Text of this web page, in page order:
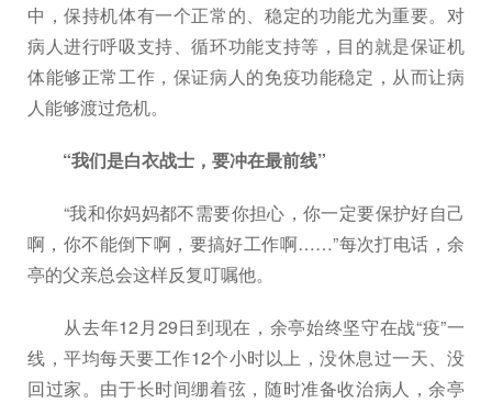
中，保持机体有一个正常的、稳定的功能尤为重要。对
病人进行呼吸支持、循环功能支持等，目的就是保证机
体能够正常工作，保证病人的免疫功能稳定，从而让病
人能够渡过危机。
“我们是白衣战士，要冲在最前线”
“我和你妈妈都不需要你担心，你一定要保护好自己
啊，你不能倒下啊，要搞好工作啊……”每次打电话，余
亭的父亲总会这样反复叮嘱他。
从去年12月29日到现在，余亭始终坚守在战“疫”一
线，平均每天要工作12个小时以上，没休息过一天、没
回过家。由于长时间绷着弦，随时准备收治病人，余亭